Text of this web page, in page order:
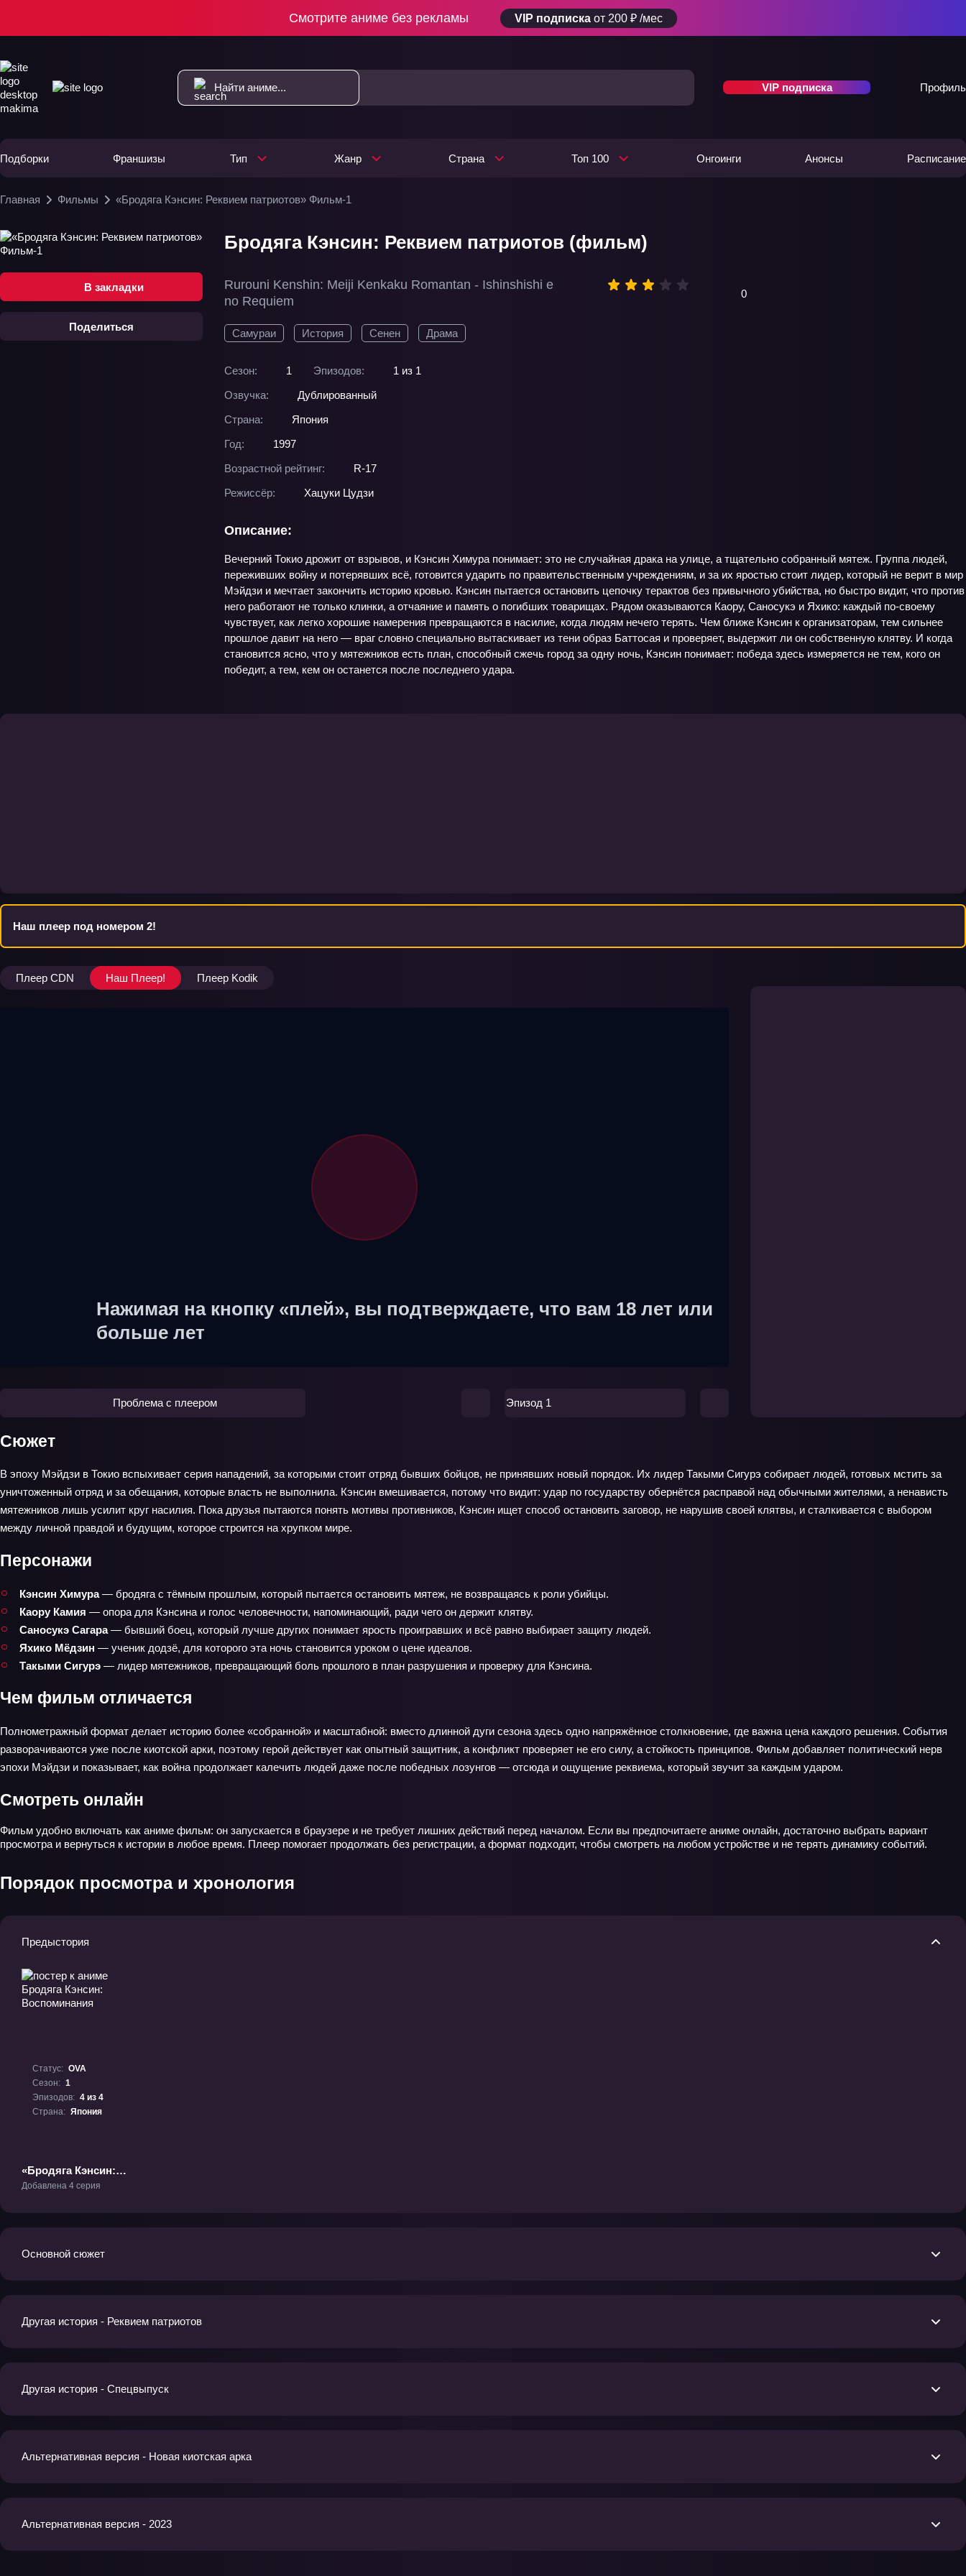
Смотрите аниме без рекламы VIP подписка от 200 ₽ /мес
VIP подписка Профиль
Подборки Франшизы Тип Жанр Страна Топ 100 Онгоинги Анонсы Расписание
Главная Фильмы «Бродяга Кэнсин: Реквием патриотов» Фильм-1
В закладки
Поделиться
Бродяга Кэнсин: Реквием патриотов (фильм)
Rurouni Kenshin: Meiji Kenkaku Romantan - Ishinshishi e
no Requiem
0
Самураи История Сенен Драма
Сезон: 1 Эпизодов:
1 из 1
Озвучка:
Дублированный
Страна:
Япония
Год:
1997
Возрастной рейтинг:
R-17
Режиссёр:
Хацуки Цудзи
Описание:
Вечерний Токио дрожит от взрывов, и Кэнсин Химура понимает: это не случайная драка на улице, а тщательно собранный мятеж. Группа людей,
переживших войну и потерявших всё, готовится ударить по правительственным учреждениям, и за их яростью стоит лидер, который не верит в мир
Мэйдзи и мечтает закончить историю кровью. Кэнсин пытается остановить цепочку терактов без привычного убийства, но быстро видит, что против
него работают не только клинки, а отчаяние и память о погибших товарищах. Рядом оказываются Каору, Саносукэ и Яхико: каждый по‑своему
чувствует, как легко хорошие намерения превращаются в насилие, когда людям нечего терять. Чем ближе Кэнсин к организаторам, тем сильнее
прошлое давит на него — враг словно специально вытаскивает из тени образ Баттосая и проверяет, выдержит ли он собственную клятву. И когда
становится ясно, что у мятежников есть план, способный сжечь город за одну ночь, Кэнсин понимает: победа здесь измеряется не тем, кого он
победит, а тем, кем он останется после последнего удара.
Наш плеер под номером 2!
Плеер CDN Наш Плеер! Плеер Kodik
Нажимая на кнопку «плей», вы подтверждаете, что вам 18 лет или
больше лет
Проблема с плеером Эпизод 1
Сюжет
В эпоху Мэйдзи в Токио вспыхивает серия нападений, за которыми стоит отряд бывших бойцов, не принявших новый порядок. Их лидер Такыми Сигурэ собирает людей, готовых мстить за
уничтоженный отряд и за обещания, которые власть не выполнила. Кэнсин вмешивается, потому что видит: удар по государству обернётся расправой над обычными жителями, а ненависть
мятежников лишь усилит круг насилия. Пока друзья пытаются понять мотивы противников, Кэнсин ищет способ остановить заговор, не нарушив своей клятвы, и сталкивается с выбором
между личной правдой и будущим, которое строится на хрупком мире.
Персонажи
Кэнсин Химура— бродяга с тёмным прошлым, который пытается остановить мятеж, не возвращаясь к роли убийцы.
Каору Камия — опора для Кэнсина и голос человечности, напоминающий, ради чего он держит клятву.
Саносукэ Сагара— бывший боец, который лучше других понимает ярость проигравших и всё равно выбирает защиту людей.
Яхико Мёдзин — ученик додзё, для которого эта ночь становится уроком о цене идеалов.
Такыми Сигурэ — лидер мятежников, превращающий боль прошлого в план разрушения и проверку для Кэнсина.
Чем фильм отличается
Полнометражный формат делает историю более «собранной» и масштабной: вместо длинной дуги сезона здесь одно напряжённое столкновение, где важна цена каждого решения. События
разворачиваются уже после киотской арки, поэтому герой действует как опытный защитник, а конфликт проверяет не его силу, а стойкость принципов. Фильм добавляет политический нерв
эпохи Мэйдзи и показывает, как война продолжает калечить людей даже после победных лозунгов — отсюда и ощущение реквиема, который звучит за каждым ударом.
Смотреть онлайн
Фильм удобно включать как аниме фильм: он запускается в браузере и не требует лишних действий перед началом. Если вы предпочитаете аниме онлайн, достаточно выбрать вариант
просмотра и вернуться к истории в любое время. Плеер помогает продолжать без регистрации, а формат подходит, чтобы смотреть на любом устройстве и не терять динамику событий.
Порядок просмотра и хронология
Предыстория
Статус: OVA
Сезон: 1
Эпизодов: 4 из 4
Страна: Япония
«Бродяга Кэнсин:
Воспоминания» ОВА-1
Добавлена 4 серия
Основной сюжет
Другая история - Реквием патриотов
Другая история - Спецвыпуск
Альтернативная версия - Новая киотская арка
Альтернативная версия - 2023